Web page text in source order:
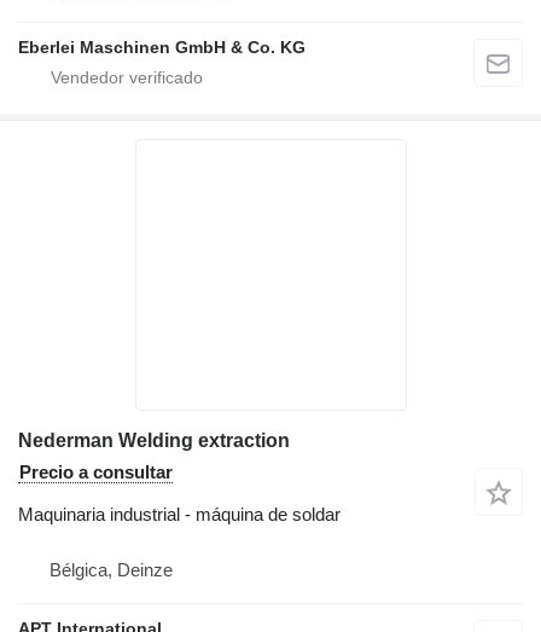
Eberlei Maschinen GmbH & Co. KG
Nederman Welding extraction
Precio a consultar
Maquinaria industrial - máquina de soldar
Bélgica, Deinze
APT International